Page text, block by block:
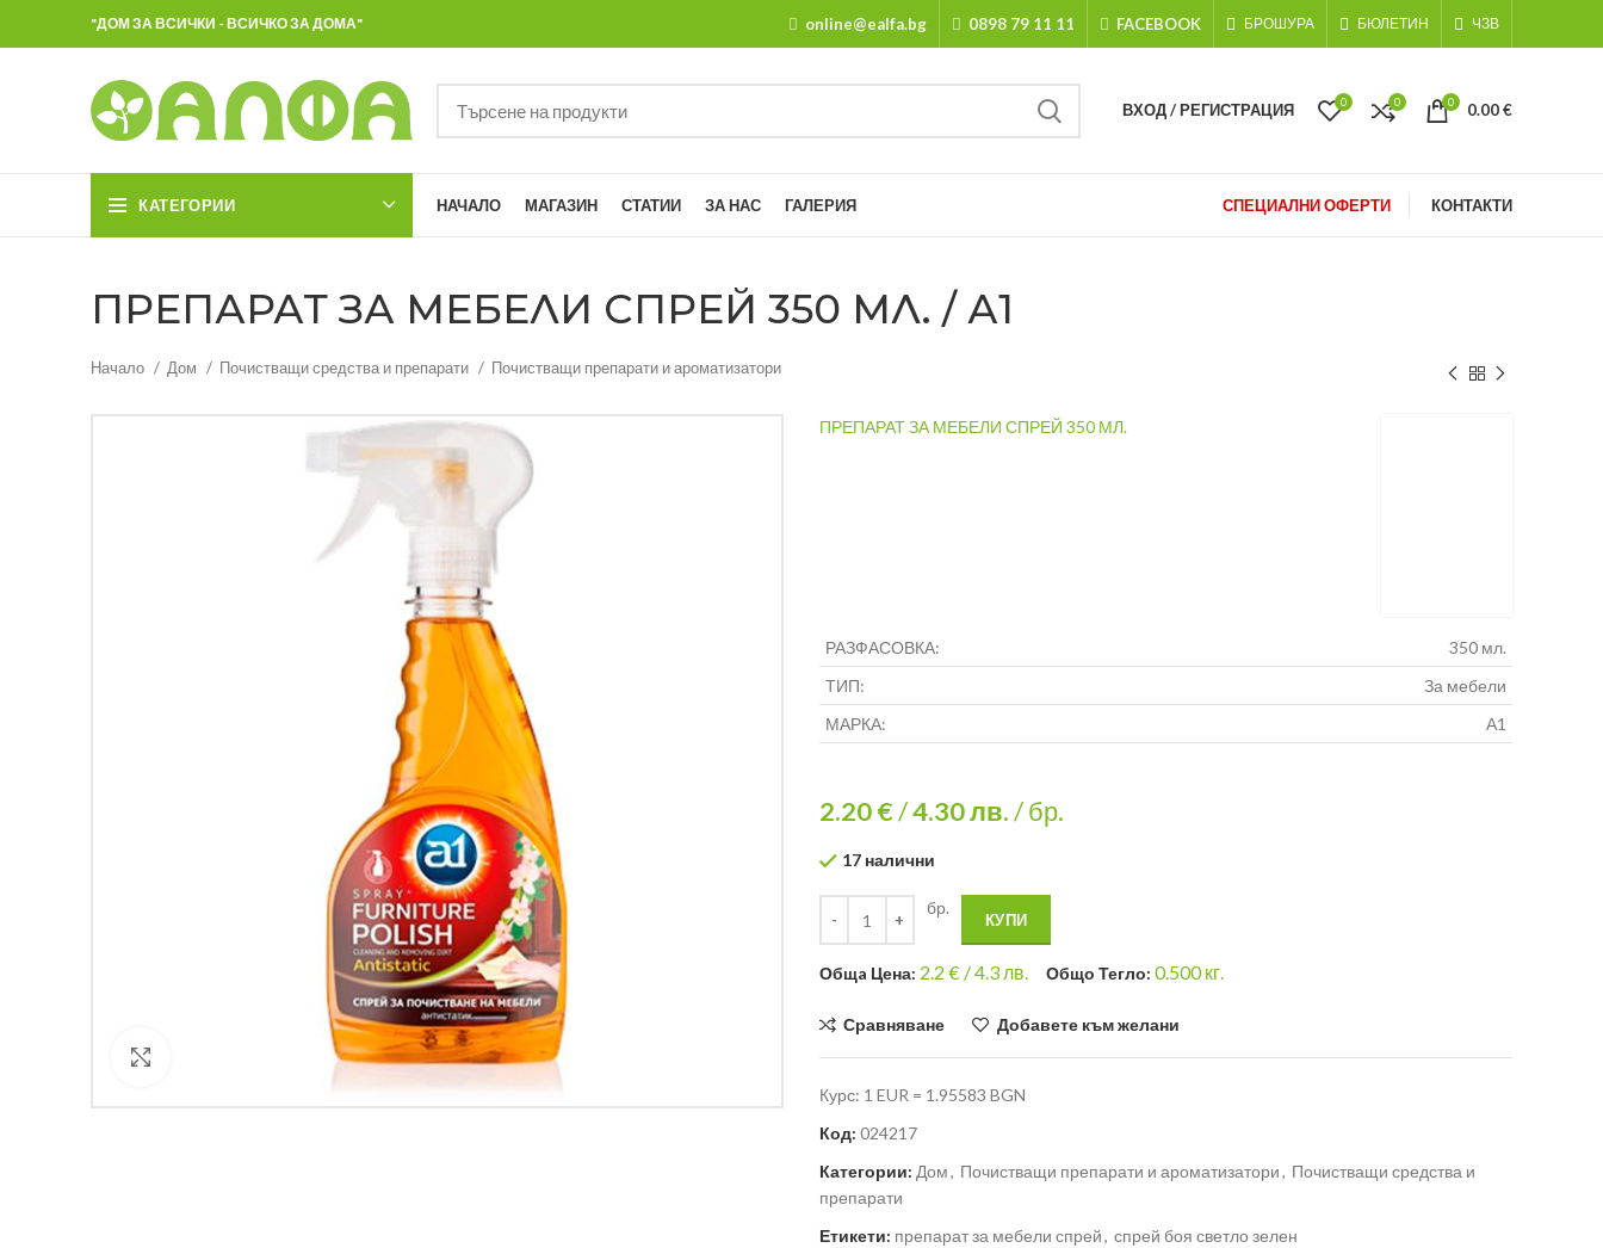
"ДОМ ЗА ВСИЧКИ - ВСИЧКО ЗА ДОМА" online@ealfa.bg 0898 79 11 11 FACEBOOK БРОШУРА БЮЛЕТИН ЧЗВ
ВХОД / РЕГИСТРАЦИЯ 0 0 0 0.00€
КАТЕГОРИИ НАЧАЛО МАГАЗИН СТАТИИ ЗА НАС ГАЛЕРИЯ СПЕЦИАЛНИ ОФЕРТИ КОНТАКТИ
ПРЕПАРАТ ЗА МЕБЕЛИ СПРЕЙ 350 МЛ. / А1
Начало Дом Почистващи средства и препарати Почистващи препарати и ароматизатори
Кликнете за уголемяване
ПРЕПАРАТ ЗА МЕБЕЛИ СПРЕЙ 350 МЛ.
РАЗФАСОВКА:
350 мл.
ТИП:
За мебели
МАРКА:
А1
2.20 €/4.30лв./ бр.
17 налични
бр.
КУПИ
Общa Цена: 2.2 € /4.3 лв. Общо Тегло: 0.500кг.
Сравняване Добавете към желани
Курс: 1 EUR = 1.95583 BGN
Код: 024217
Категории: Дом, Почистващи препарати и ароматизатори, Почистващи средства и
препарати
Етикети: препарат за мебели спрей, спрей боя светло зелен